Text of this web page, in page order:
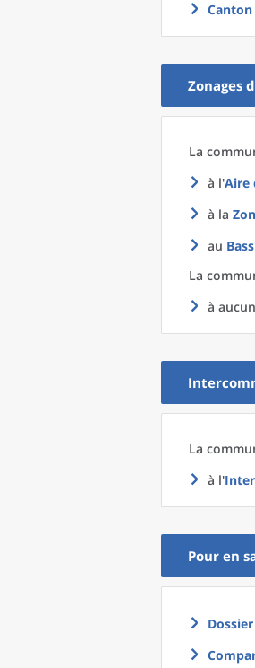
Canton
Zonages
La
à l'Aire
à la
au
La
à
La
à l'
Pour en